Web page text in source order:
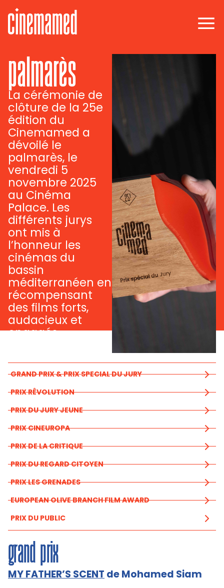
palmarès
La cérémonie de
clôture de la 25e
édition du
Cinemamed a
dévoilé le
palmarès, le
vendredi 5
novembre 2025
au Cinéma
Palace. Les
différents jurys
ont mis à
l’honneur les
cinémas du
bassin
méditerranéen en
récompensant
des films forts,
audacieux et
engagés.
GRAND PRIX & PRIX SPECIAL DU JURY
PRIX RÊVOLUTION
PRIX DU JURY JEUNE
PRIX CINEUROPA
PRIX DE LA CRITIQUE
PRIX DU REGARD CITOYEN
PRIX LES GRENADES
EUROPEAN OLIVE BRANCH FILM AWARD
PRIX DU PUBLIC
grand prix
MY FATHER’S SCENT de Mohamed Siam